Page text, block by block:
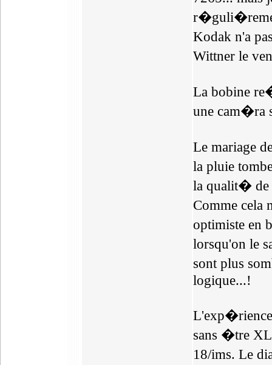
Kodak n'a
Wittner le
La bobine
une cam�ra
Le mariage
la pluie
la qualit�
Comme cela
optimiste en
lorsqu'on le
sont plus
logique...!
sans �tre
18/ims. Le